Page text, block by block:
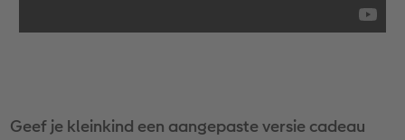
Geef je kleinkind een aangepaste versie cadeau